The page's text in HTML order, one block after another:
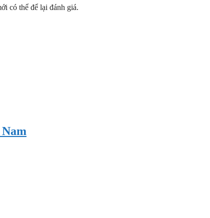
có thể để lại đánh giá.